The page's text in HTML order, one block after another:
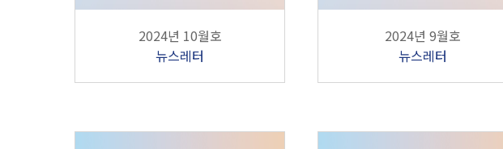
2024년 10월호
뉴스레터
2024년 9월호
뉴스레터